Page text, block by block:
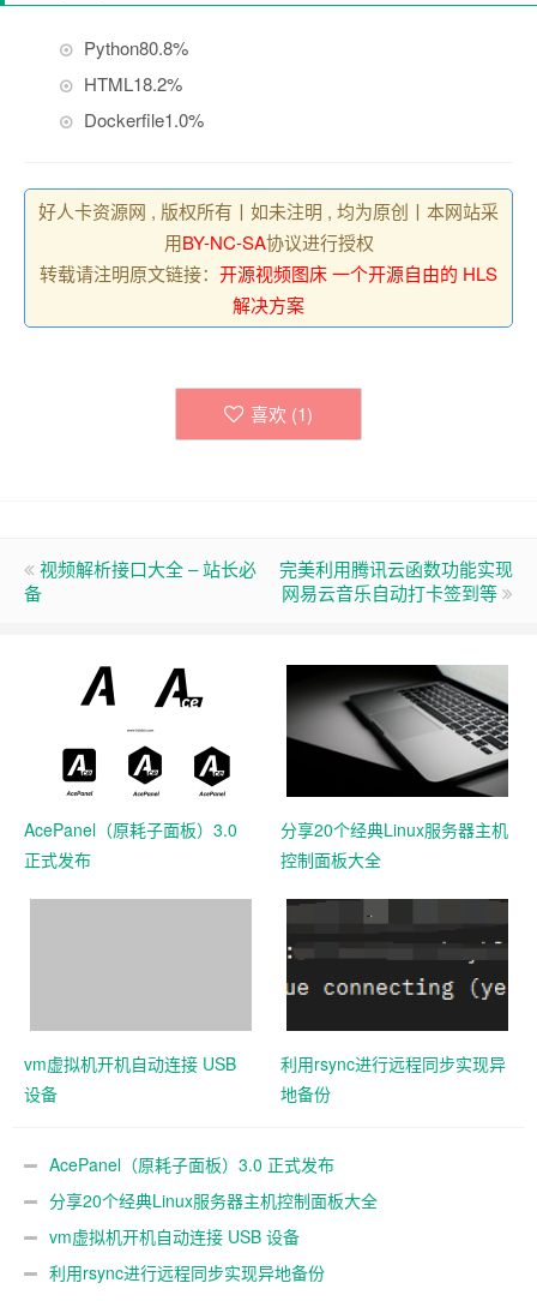
Python80.8%
HTML18.2%
Dockerfile1.0%
好人卡资源网 , 版权所有丨如未注明 , 均为原创丨本网站采
用BY-NC-SA协议进行授权
转载请注明原文链接： 开源视频图床 一个开源自由的 HLS
解决方案
喜欢 (1)
视频解析接口大全 – 站长必
备
完美利用腾讯云函数功能实现
网易云音乐自动打卡签到等
AcePanel（原耗子面板）3.0
正式发布
分享20个经典Linux服务器主机
控制面板大全
vm虚拟机开机自动连接 USB
设备
利用rsync进行远程同步实现异
地备份
AcePanel（原耗子面板）3.0 正式发布
分享20个经典Linux服务器主机控制面板大全
vm虚拟机开机自动连接 USB 设备
利用rsync进行远程同步实现异地备份